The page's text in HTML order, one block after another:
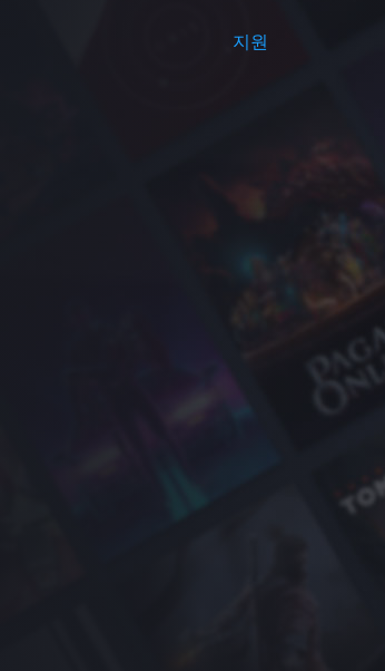
지원